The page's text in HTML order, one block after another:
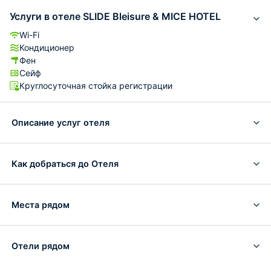
Услуги в отеле SLIDE Bleisure & MICE HOTEL
Wi-Fi
Кондиционер
Фен
Сейф
Круглосуточная стойка регистрации
Описание услуг отеля
Как добраться до Отеля
Места рядом
Отели рядом